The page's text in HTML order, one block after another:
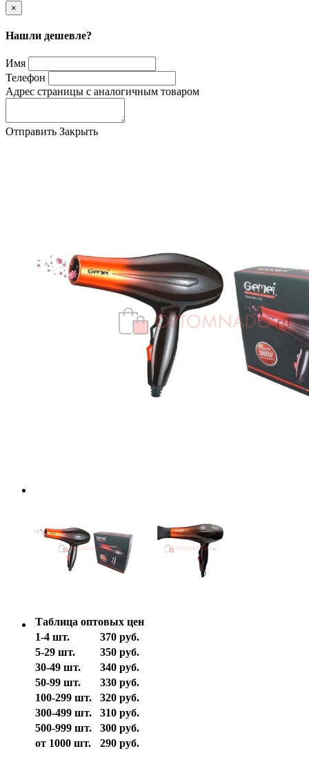
×
Нашли дешевле?
Имя
Телефон
Адрес страницы с аналогичным товаром
Отправить Закрыть
Таблица оптовых цен
1-4 шт.
370 руб.
5-29 шт.
350 руб.
30-49 шт.
340 руб.
50-99 шт.
330 руб.
100-299 шт.
320 руб.
300-499 шт.
310 руб.
500-999 шт.
300 руб.
от 1000 шт.
290 руб.